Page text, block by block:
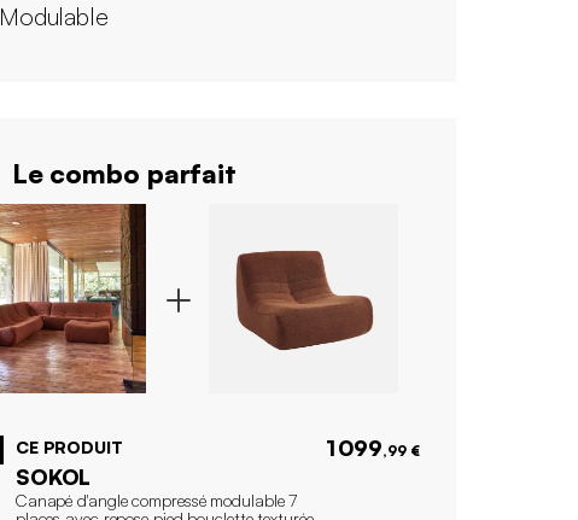
Modulable
Le combo parfait
CE PRODUIT
SOKOL
Canapé d'angle compressé modulable 7
1 099,99 €